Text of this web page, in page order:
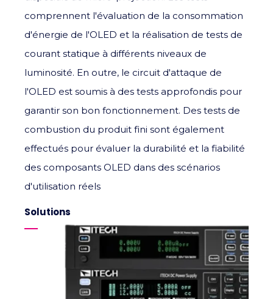
comprennent l'évaluation de la consommation
d'énergie de l'OLED et la réalisation de tests de
courant statique à différents niveaux de
luminosité. En outre, le circuit d'attaque de
l'OLED est soumis à des tests approfondis pour
garantir son bon fonctionnement. Des tests de
combustion du produit fini sont également
effectués pour évaluer la durabilité et la fiabilité
des composants OLED dans des scénarios
d'utilisation réels
Solutions